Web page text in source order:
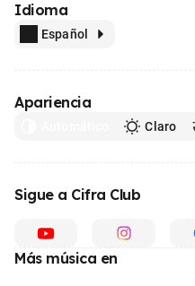
Idioma
Español
Apariencia
Claro
Sigue a Cifra Club
Más música en